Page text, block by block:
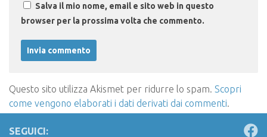
Salva il mio nome, email e sito web in questo
browser per la prossima volta che commento.
Questo sito utilizza Akismet per ridurre lo spam. Scopri
come vengono elaborati i dati derivati dai commenti.
SEGUICI: